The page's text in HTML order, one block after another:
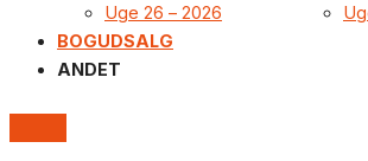
Uge 26 – 2026
BOGUDSALG
ANDET